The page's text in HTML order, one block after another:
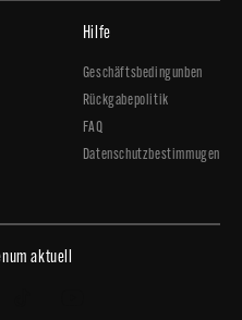
Hilfe
Geschäftsbedingunben
Rückgabepolitik
FAQ
Datenschutzbestimmugen
aktuell